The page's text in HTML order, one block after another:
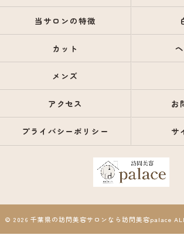
当サロンの特徴
カット
メンズ
アクセス お
プライバシーポリシー サ
© 2026 千葉県の訪問美容サロンなら訪問美容palace